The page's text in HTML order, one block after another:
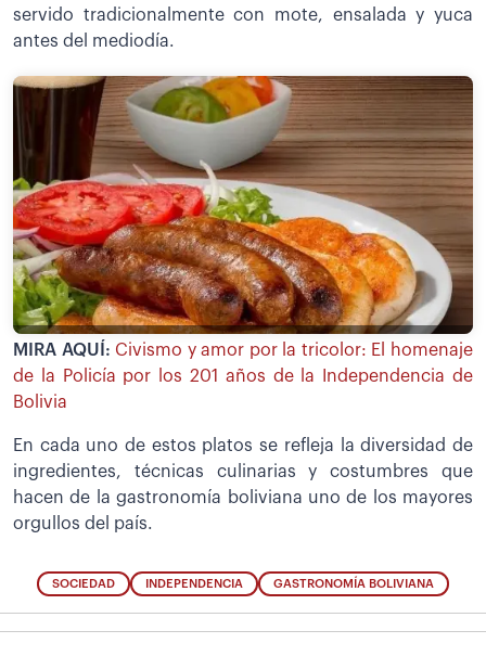
servido tradicionalmente con mote, ensalada y yuca
antes del mediodía.
MIRA AQUÍ: Civismo y amor por la tricolor: El homenaje
de la Policía por los 201 años de la Independencia de
Bolivia
En cada uno de estos platos se refleja la diversidad de
ingredientes, técnicas culinarias y costumbres que
hacen de la gastronomía boliviana uno de los mayores
orgullos del país.
SOCIEDAD INDEPENDENCIA GASTRONOMÍA BOLIVIANA